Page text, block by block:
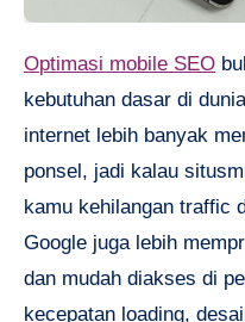
Optimasi mobile SEO
kebutuhan dasar di
internet lebih banyak
ponsel, jadi kalau
kamu kehilangan traffic
Google juga lebih
dan mudah diakses di
kecepatan loading,